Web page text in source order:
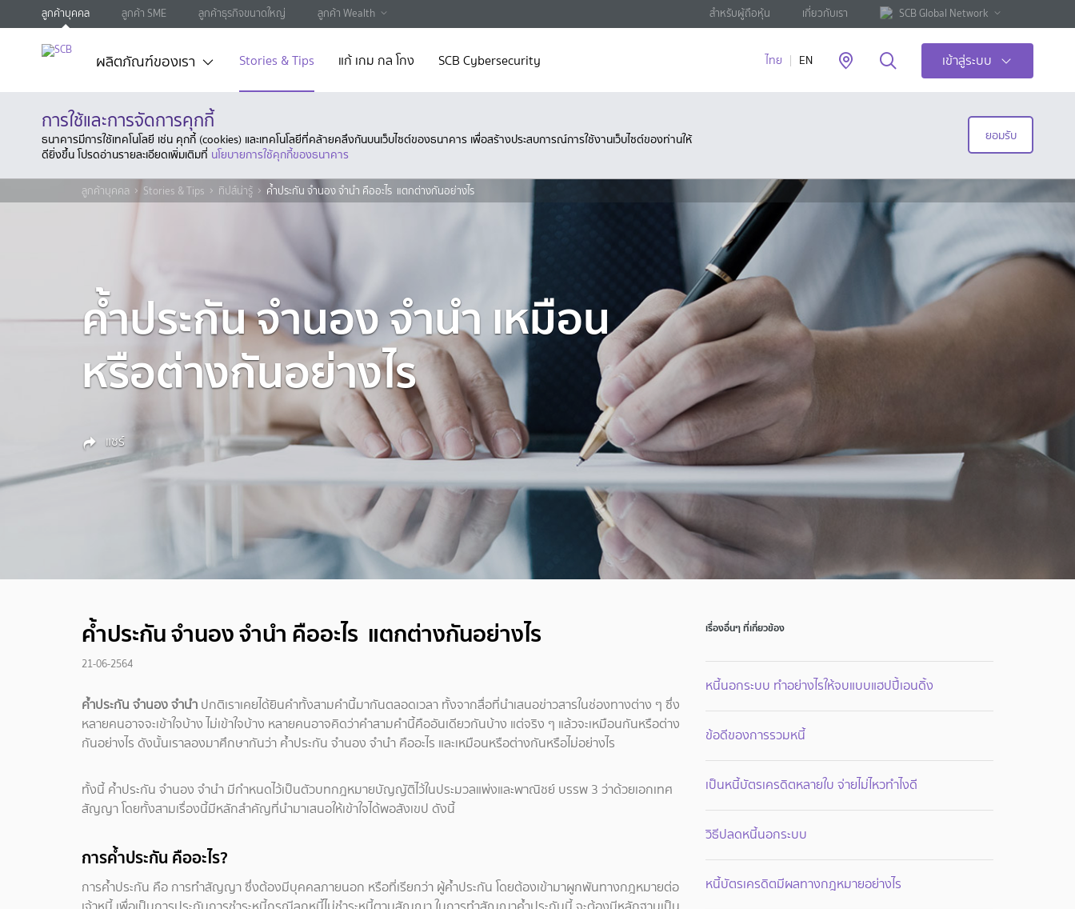
ลูกค้าบุคคล ลูกค้า SME ลูกค้าธุรกิจขนาดใหญ่ ลูกค้า Wealth สำหรับผู้ถือหุ้น เกี่ยวกับเรา SCB Global Network
ผลิตภัณฑ์ของเรา Stories & Tips แก้ เกม กล โกง SCB Cybersecurity ไทย EN เข้าสู่ระบบ
การใช้และการจัดการคุกกี้
ธนาคารมีการใช้เทคโนโลยี เช่น คุกกี้ (cookies) และเทคโนโลยีที่คล้ายคลึงกันบนเว็บไซต์ของธนาคาร เพื่อสร้างประสบการณ์การใช้งานเว็บไซต์ของท่านให้
ดียิ่งขึ้น โปรดอ่านรายละเอียดเพิ่มเติมที่ นโยบายการใช้คุกกี้ของธนาคาร
ยอมรับ
ลูกค้าบุคคล Stories & Tips ทิปส์น่ารู้ ค้ำประกัน จำนอง จำนำ คืออะไร แตกต่างกันอย่างไร
ค้ำประกัน จำนอง จำนำ เหมือน
หรือต่างกันอย่างไร
แชร์
ค้ำประกัน จำนอง จำนำ คืออะไร แตกต่างกันอย่างไร
21-06-2564
ค้ำประกัน จำนอง จำนำ ปกติเราเคยได้ยินคำทั้งสามคำนี้มากันตลอดเวลา ทั้งจากสื่อที่นำเสนอข่าวสารในช่องทางต่าง ๆ ซึ่ง
หลายคนอาจจะเข้าใจบ้าง ไม่เข้าใจบ้าง หลายคนอาจคิดว่าคำสามคำนี้คืออันเดียวกันบ้าง แต่จริง ๆ แล้วจะเหมือนกันหรือต่าง
กันอย่างไร ดังนั้นเราลองมาศึกษากันว่า ค้ำประกัน จำนอง จำนำ คืออะไร และเหมือนหรือต่างกันหรือไม่อย่างไร
ทั้งนี้ ค้ำประกัน จำนอง จำนำ มีกำหนดไว้เป็นตัวบทกฎหมายบัญญัติไว้ในประมวลแพ่งและพาณิชย์ บรรพ 3 ว่าด้วยเอกเทศ
สัญญา โดยทั้งสามเรื่องนี้มีหลักสำคัญที่นำมาเสนอให้เข้าใจได้พอสังเขป ดังนี้
การค้ำประกัน คืออะไร?
การค้ำประกัน คือ การทำสัญญา ซึ่งต้องมีบุคคลภายนอก หรือที่เรียกว่า ผู้ค้ำประกัน โดยต้องเข้ามาผูกพันทางกฎหมายต่อ
เรื่องอื่นๆ ที่เกี่ยวข้อง
หนี้นอกระบบ ทำอย่างไรให้จบแบบแฮปปี้เอนดิ้ง
ข้อดีของการรวมหนี้
เป็นหนี้บัตรเครดิตหลายใบ จ่ายไม่ไหวทำไงดี
วิธีปลดหนี้นอกระบบ
หนี้บัตรเครดิตมีผลทางกฎหมายอย่างไร